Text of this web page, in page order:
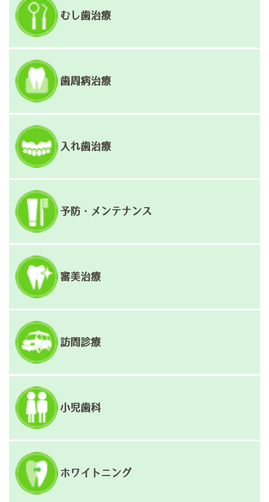
シ
むし歯治療
歯周病治療
入れ歯治療
予防・メンテナンス
審美治療
訪問診療
小児歯科
ホワイトニング